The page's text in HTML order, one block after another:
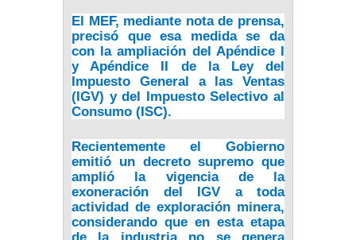
El MEF, mediante nota de prensa,
precisó que esa medida se da
con la ampliación del Apéndice I
y Apéndice II de la Ley del
Impuesto General a las Ventas
(IGV) y del Impuesto Selectivo al
Consumo (ISC).
Recientemente el Gobierno
emitió un decreto supremo que
amplió la vigencia de la
exoneración del IGV a toda
actividad de exploración minera,
considerando que en esta etapa